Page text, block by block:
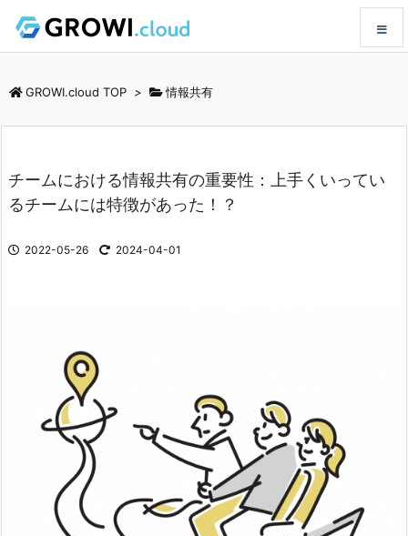
GROWI.cloud TOP > 情報共有
チームにおける情報共有の重要性：上手くいってい
るチームには特徴があった！？
2022-05-26 2024-04-01